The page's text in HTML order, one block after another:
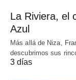
La Riviera, el
Azul
Más allá de Niza,
descubrimos sus
3 días